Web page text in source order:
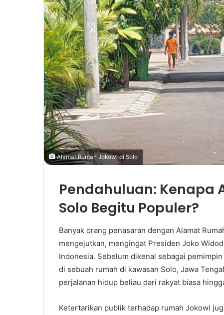
Alamat Rumah Jokowi di Solo
Pendahuluan: Kenapa
Solo Begitu Populer?
Banyak orang penasaran dengan Alamat
mengejutkan, mengingat Presiden Joko
Indonesia. Sebelum dikenal sebagai
di sebuah rumah di kawasan Solo, Jawa
perjalanan hidup beliau dari rakyat biasa
Ketertarikan publik terhadap rumah Jokowi